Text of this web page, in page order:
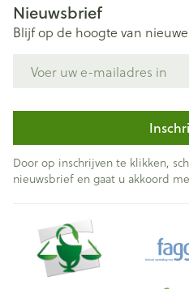
Nieuwsbrief
Blijf op de hoogte van
Door op inschrijven te klikken,
nieuwsbrief en gaat u akkoord